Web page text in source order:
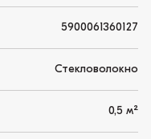
5900061360127
Стекловолокно
0,5 м²